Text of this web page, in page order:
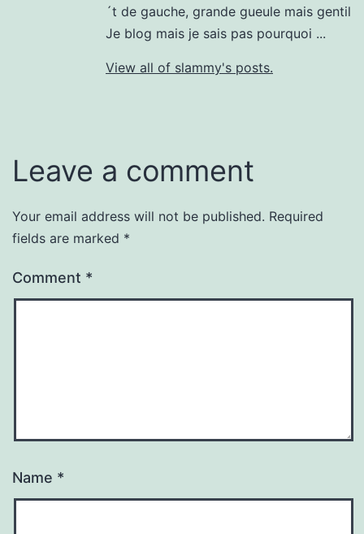
´t de gauche, grande gueule mais gentil
Je blog mais je sais pas pourquoi ...
View all of slammy's posts.
Leave a comment
Your email address will not be published. Required
fields are marked *
Comment *
Name *